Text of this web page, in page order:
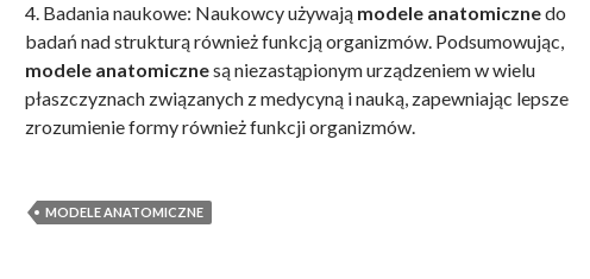
4. Badania naukowe: Naukowcy używają modele anatomicznedo
badań nad strukturą również funkcją organizmów. Podsumowując,
modele anatomicznesą niezastąpionym urządzeniem w wielu
płaszczyznach związanych z medycyną i nauką, zapewniając lepsze
zrozumienie formy również funkcji organizmów.
MODELE ANATOMICZNE